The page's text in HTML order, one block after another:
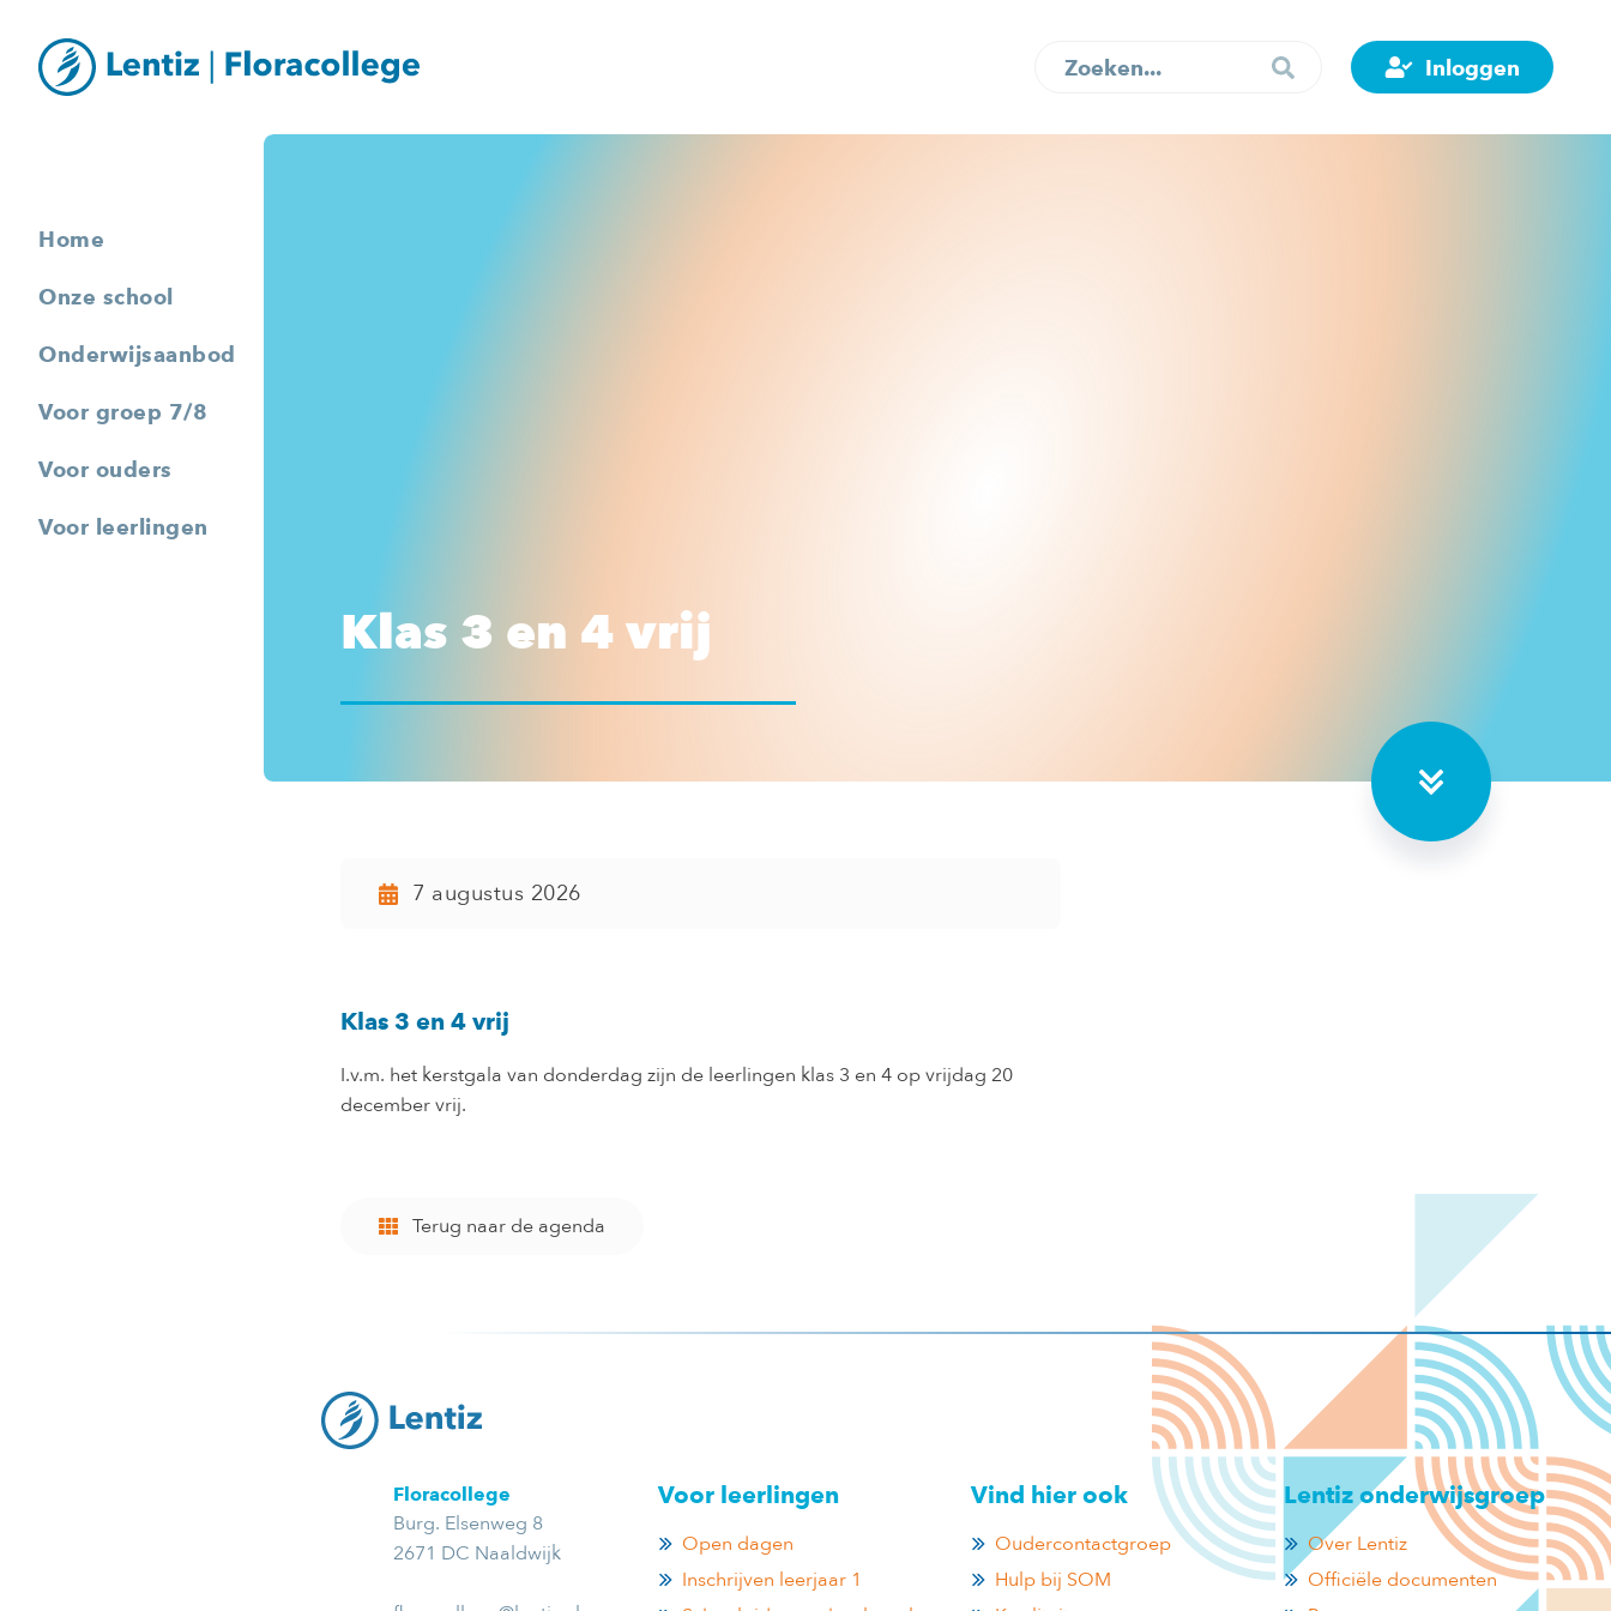
Inloggen
Home
Onze school
Onderwijsaanbod
Voor groep 7/8
Voor ouders
Voor leerlingen
Klas 3 en 4 vrij
7 augustus 2026
Klas 3 en 4 vrij
I.v.m. het kerstgala van donderdag zijn de leerlingen klas 3 en 4 op vrijdag 20
december vrij.
Terug naar de agenda
Floracollege
Burg. Elsenweg 8
2671 DC Naaldwijk
Voor leerlingen
Open dagen
Inschrijven leerjaar 1
Vind hier ook
Oudercontactgroep
Hulp bij SOM
Lentiz onderwijsgroep
Over Lentiz
Officiële documenten